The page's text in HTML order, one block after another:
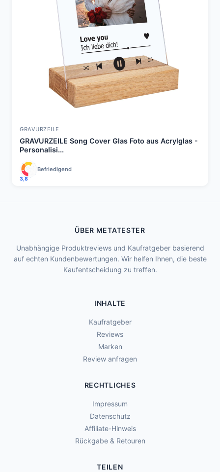
GRAVURZEILE
GRAVURZEILE Song Cover Glas Foto aus Acrylglas -
Personalisi...
3,8
Befriedigend
ÜBER METATESTER
Unabhängige Produktreviews und Kaufratgeber basierend
auf echten Kundenbewertungen. Wir helfen Ihnen, die beste
Kaufentscheidung zu treffen.
INHALTE
Kaufratgeber
Reviews
Marken
Review anfragen
RECHTLICHES
Impressum
Datenschutz
Affiliate-Hinweis
Rückgabe & Retouren
TEILEN